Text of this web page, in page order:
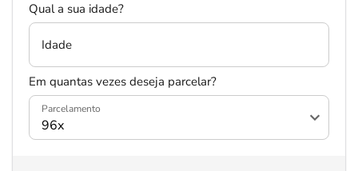
Qual a sua idade?
Idade
Em quantas vezes deseja parcelar?
Parcelamento